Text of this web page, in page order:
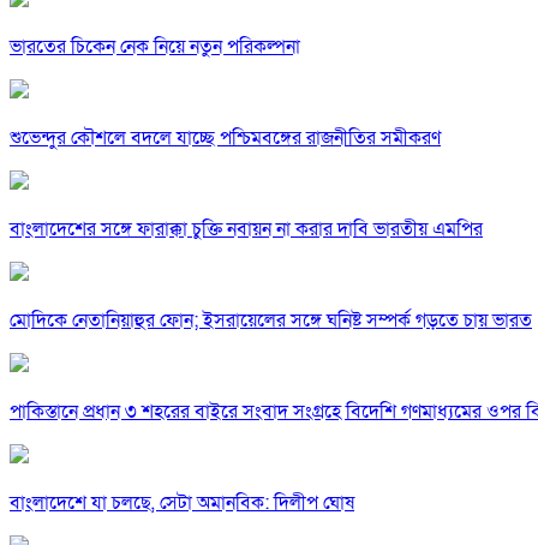
ভারতের চিকেন নেক নিয়ে নতুন পরিকল্পনা
শুভেন্দুর কৌশলে বদলে যাচ্ছে পশ্চিমবঙ্গের রাজনীতির সমীকরণ
বাংলাদেশের সঙ্গে ফারাক্কা চুক্তি নবায়ন না করার দাবি ভারতীয় এমপির
মোদিকে নেতানিয়াহুর ফোন; ইসরায়েলের সঙ্গে ঘনিষ্ট সম্পর্ক গড়তে চায় ভারত
পাকিস্তানে প্রধান ৩ শহরের বাইরে সংবাদ সংগ্রহে বিদেশি গণমাধ্যমের ওপর
বাংলাদেশে যা চলছে, সেটা অমানবিক: দিলীপ ঘোষ